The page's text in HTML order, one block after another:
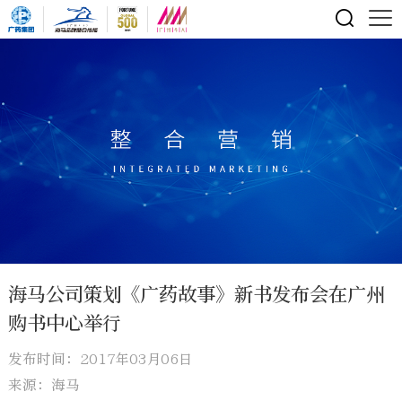
海马公司策划《广药故事》新书发布会在广州
购书中心举行
发布时间：2017年03月06日
来源：海马